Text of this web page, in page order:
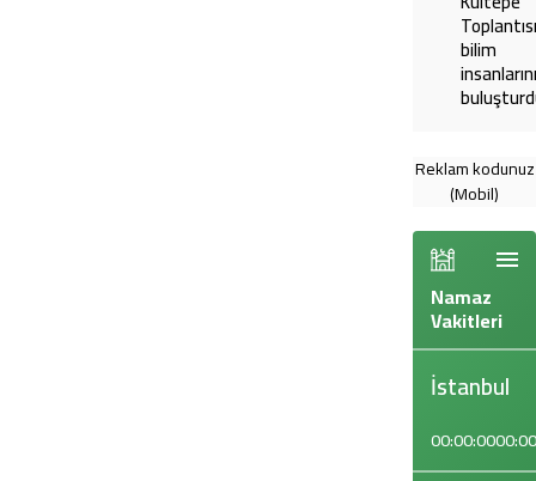
bilim
Reklam kodunuz
(Mobil)
Namaz
Vakitleri
İstanbul
00:00:00